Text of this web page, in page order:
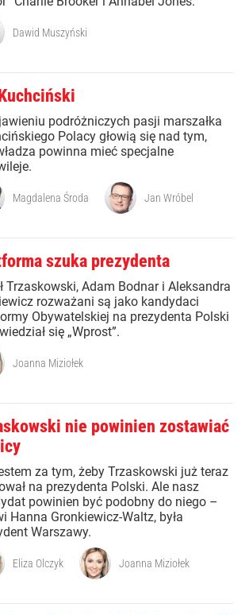
Dawid Muszyński
podróżniczych pasji marszałka
Polacy głowią się nad tym,
powinna mieć specjalne
Magdalena Środa Jan Wróbel
szuka prezydenta
Trzaskowski, Adam Bodnar i Aleksandra
rozważani są jako kandydaci
Obywatelskiej na prezydenta Polski
się „Wprost”.
Joanna Miziołek
nie powinien zostawiać
za tym, żeby Trzaskowski już teraz
na prezydenta Polski. Ale nasz
powinien być podobny do niego –
Hanna Gronkiewicz-Waltz, była
Warszawy.
Eliza Olczyk Joanna Miziołek